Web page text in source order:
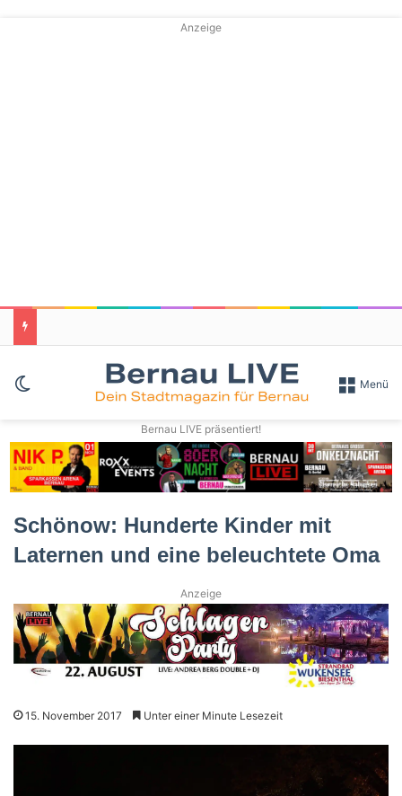
Anzeige
Skin umschalten Menü
Bernau LIVE präsentiert!
Schönow: Hunderte Kinder mit
Laternen und eine beleuchtete Oma
Anzeige
15. November 2017 Unter einer Minute Lesezeit